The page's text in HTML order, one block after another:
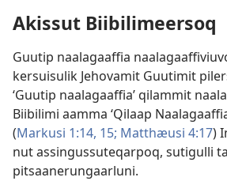
Akissut Biibilimeersoq
Guutip naalagaaf­fia
kersuisulik Jehovamit Guutimit
‘Guutip naalagaaf­fia’ qilam­mit
Biibilimi aam­ma ‘Qilaap
(Markusi 1:14, 15; Mat­thæusi 4:17)
nut as­singus­suteqar­poq, sutigul­li
pitsaanerungaarluni.